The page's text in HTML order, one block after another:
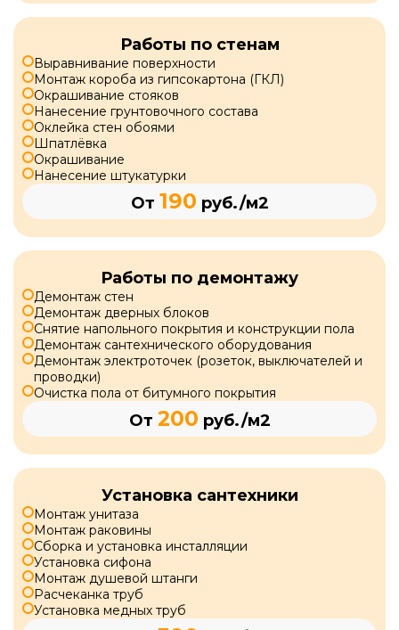
Работы по стенам
Выравнивание поверхности
Монтаж короба из гипсокартона (ГКЛ)
Окрашивание стояков
Нанесение грунтовочного состава
Оклейка стен обоями
Шпатлёвка
Окрашивание
Нанесение штукатурки
От 190 руб./м2
Работы по демонтажу
Демонтаж стен
Демонтаж дверных блоков
Снятие напольного покрытия и конструкции пола
Демонтаж сантехнического оборудования
Демонтаж электроточек (розеток, выключателей и
проводки)
Очистка пола от битумного покрытия
От 200 руб./м2
Установка сантехники
Монтаж унитаза
Монтаж раковины
Сборка и установка инсталляции
Установка сифона
Монтаж душевой штанги
Расчеканка труб
Установка медных труб